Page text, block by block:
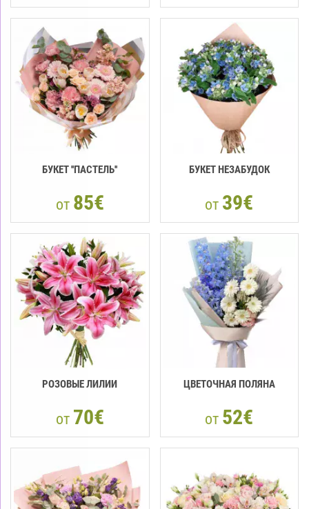
БУКЕТ ''ПАСТЕЛЬ''
от 85€
БУКЕТ НЕЗАБУДОК
от 39€
РОЗОВЫЕ ЛИЛИИ
от 70€
ЦВЕТОЧНАЯ ПОЛЯНА
от 52€